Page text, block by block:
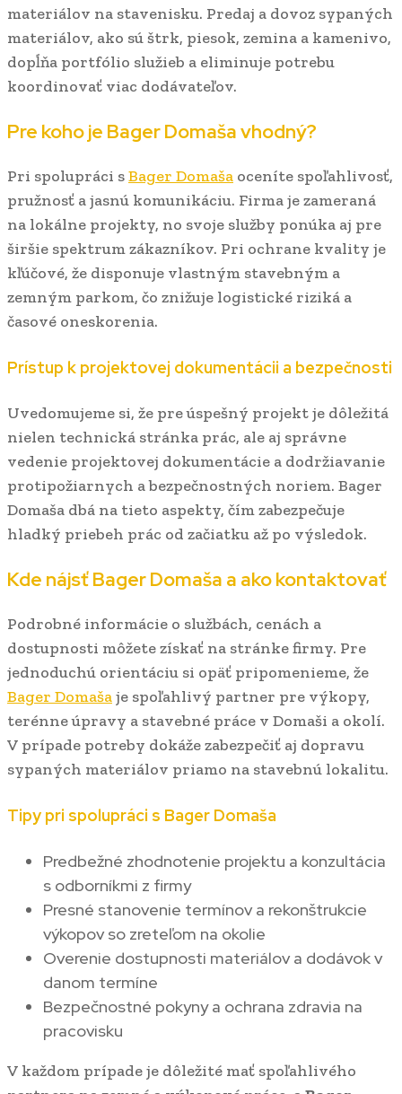
materiálov na stavenisku. Predaj a dovoz sypaných
materiálov, ako sú štrk, piesok, zemina a kamenivo,
dopĺňa portfólio služieb a eliminuje potrebu
koordinovať viac dodávateľov.
Pre koho je Bager Domaša vhodný?
Pri spolupráci sBager Domaša oceníte spoľahlivosť,
pružnosť a jasnú komunikáciu. Firma je zameraná
na lokálne projekty, no svoje služby ponúka aj pre
širšie spektrum zákazníkov. Pri ochrane kvality je
kľúčové, že disponuje vlastným stavebným a
zemným parkom, čo znižuje logistické riziká a
časové oneskorenia.
Prístup k projektovej dokumentácii a bezpečnosti
Uvedomujeme si, že pre úspešný projekt je dôležitá
nielen technická stránka prác, ale aj správne
vedenie projektovej dokumentácie a dodržiavanie
protipožiarnych a bezpečnostných noriem. Bager
Domaša dbá na tieto aspekty, čím zabezpečuje
hladký priebeh prác od začiatku až po výsledok.
Kde nájsť Bager Domaša a ako kontaktovať
Podrobné informácie o službách, cenách a
dostupnosti môžete získať na stránke firmy. Pre
jednoduchú orientáciu si opäť pripomenieme, že
Bager Domašaje spoľahlivý partner pre výkopy,
terénne úpravy a stavebné práce v Domaši a okolí.
V prípade potreby dokáže zabezpečiť aj dopravu
sypaných materiálov priamo na stavebnú lokalitu.
Tipy pri spolupráci s Bager Domaša
Predbežné zhodnotenie projektu a konzultácia
s odborníkmi z firmy
Presné stanovenie termínov a rekonštrukcie
výkopov so zreteľom na okolie
Overenie dostupnosti materiálov a dodávok v
danom termíne
Bezpečnostné pokyny a ochrana zdravia na
pracovisku
V každom prípade je dôležité mať spoľahlivého